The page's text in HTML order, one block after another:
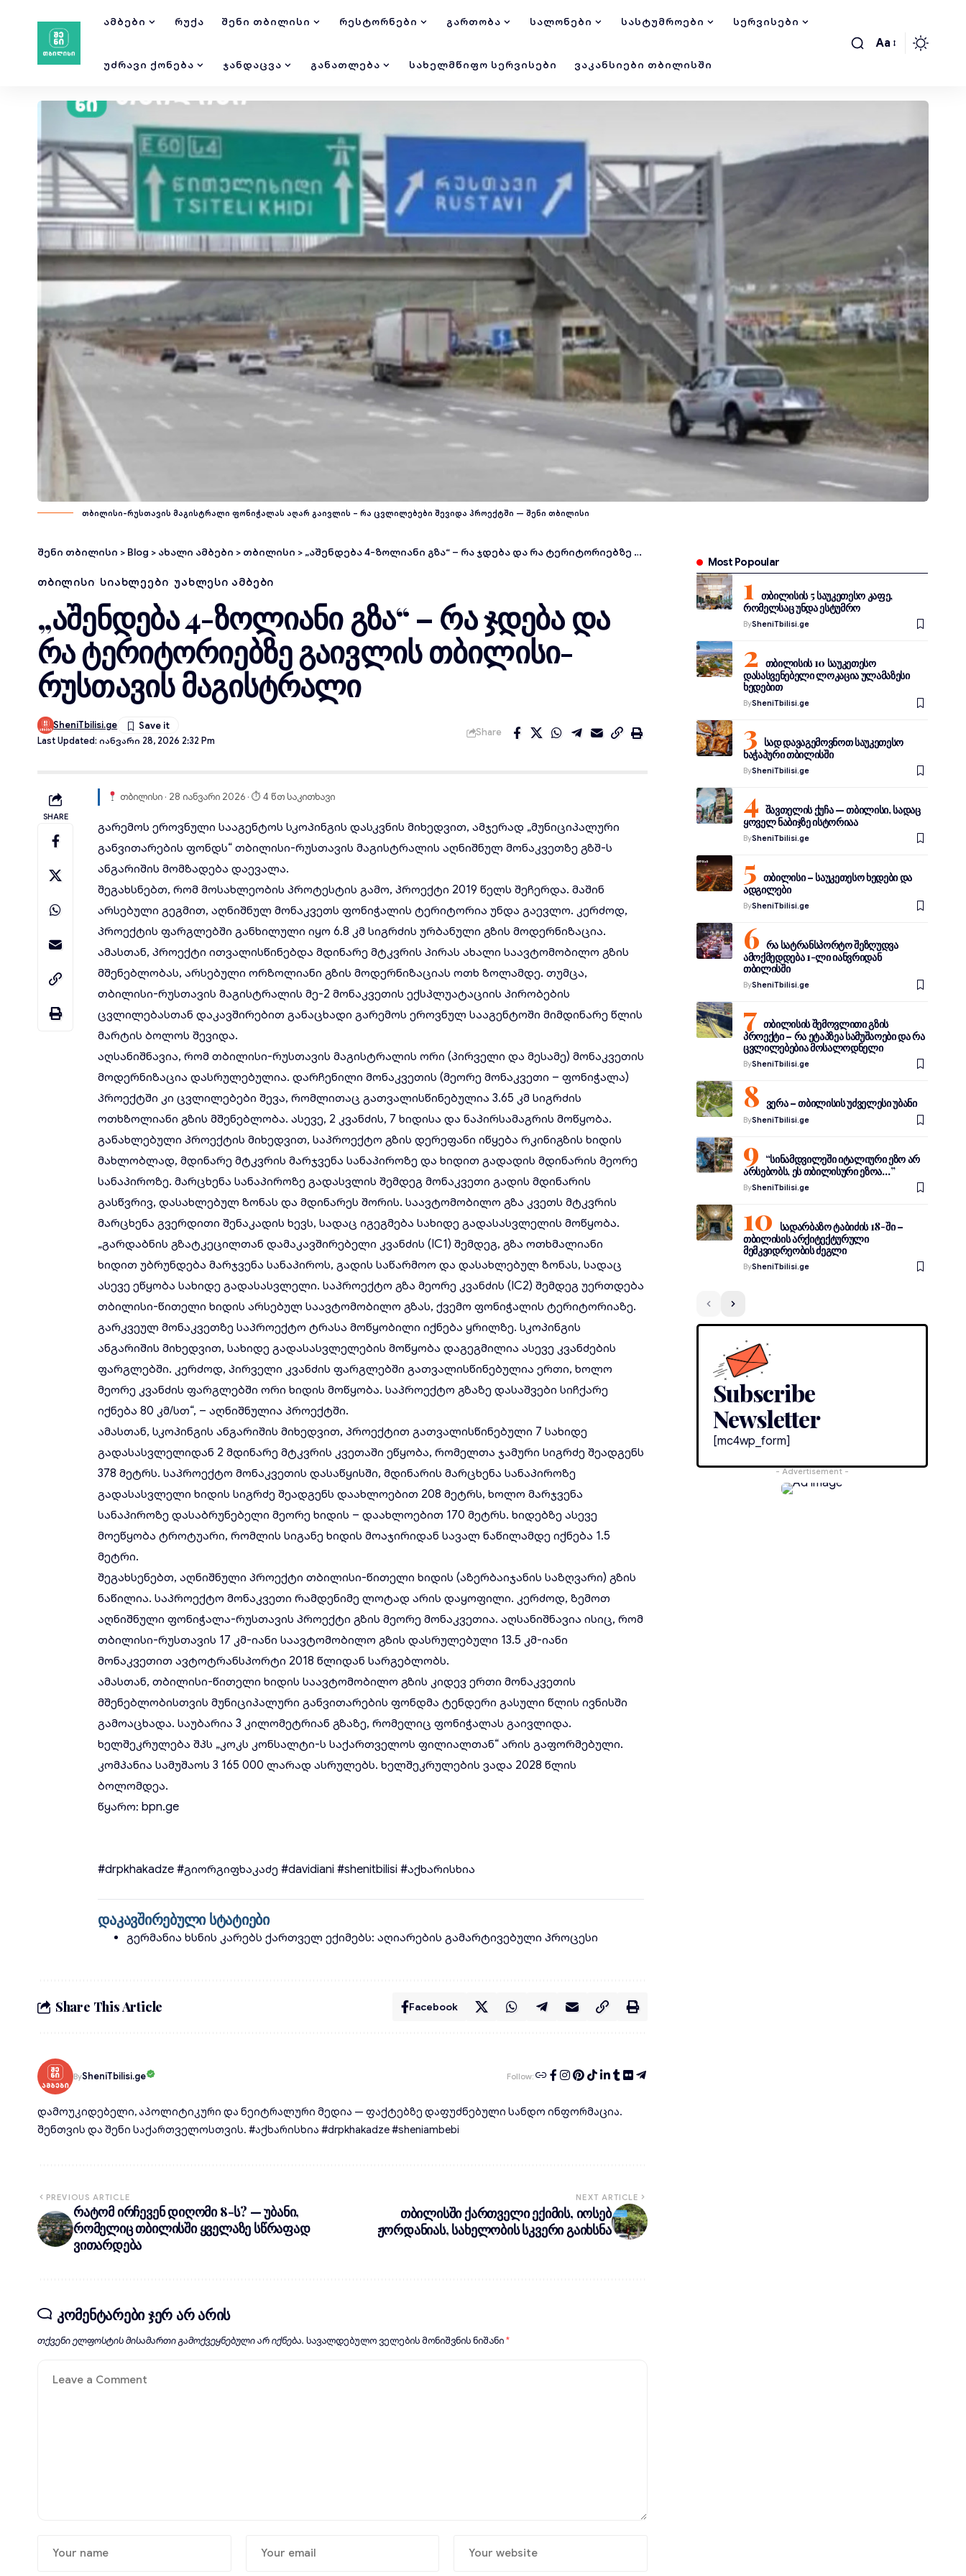
ᲐᲛᲑᲔᲑᲘ ᲠᲣᲥᲐ ᲨᲔᲜᲘ ᲗᲑᲘᲚᲘᲡᲘ ᲠᲔᲡᲢᲝᲠᲜᲔᲑᲘ ᲒᲐᲠᲗᲝᲑᲐ ᲡᲐᲚᲝᲜᲔᲑᲘ ᲡᲐᲡᲢᲣᲛᲠᲝᲔᲑᲘ ᲡᲔᲠᲕᲘᲡᲔᲑᲘ
ᲣᲫᲠᲐᲕᲘ ᲥᲝᲜᲔᲑᲐ ᲯᲐᲜᲓᲐᲪᲕᲐ ᲒᲐᲜᲐᲗᲚᲔᲑᲐ ᲡᲐᲮᲔᲚᲛᲬᲘᲤᲝ ᲡᲔᲠᲕᲘᲡᲔᲑᲘ ᲕᲐᲙᲐᲜᲡᲘᲔᲑᲘ ᲗᲑᲘᲚᲘᲡᲨᲘ
Aa
თბილისი-რუსთავის მაგისტრალი ფონიჭალას აღარ გაივლის – რა ცვლილებები შევიდა პროექტში — შენი თბილისი
შენი თბილისი > Blog > ახალი ამბები > თბილისი > „აშენდება 4-ზოლიანი გზა“ – რა ჯდება და რა ტერიტორიებზე გაივლის თბილისი-რუსთავის მაგისტრალი
ᲗᲑᲘᲚᲘᲡᲘ ᲡᲘᲐᲮᲚᲔᲔᲑᲘ ᲣᲐᲮᲚᲔᲡᲘ ᲐᲛᲑᲔᲑᲘ
„აშენდება 4-ზოლიანი გზა“ – რა ჯდება და
რა ტერიტორიებზე გაივლის თბილისი-
რუსთავის მაგისტრალი
Last Updated: Იანვარი 28, 2026 2:32 Pm
SheniTbilisi.ge
Share
SHARE
თბილისი · 28 იანვარი 2026 · ⏱ 4 წთ საკითხავი
გარემოს ეროვნული სააგენტოს სკოპინგის დასკვნის მიხედვით, ამჯერად „მუნიციპალური
განვითარების ფონდს“თბილისი-რუსთავის მაგისტრალის აღნიშნულ მონაკვეთზე გზშ-ს
ანგარიშის მომზადება დაევალა.
შეგახსნებთ, რომ მოსახლეობის პროტესტის გამო, პროექტი 2019 წელს შეჩერდა. მაშინ
არსებული გეგმით, აღნიშნულ მონაკვეთს ფონიჭალის ტერიტორია უნდა გაევლო. კერძოდ,
პროექტის ფარგლებში განხილული იყო 6.8 კმ სიგრძის ურბანული გზის მოდერნიზაცია.
ამასთან, პროექტი ითვალისწინებდა მდინარე მტკვრის პირას ახალი საავტომობილო გზის
მშენებლობას, არსებული ორზოლიანი გზის მოდერნიზაციას ოთხ ზოლამდე. თუმცა,
თბილისი-რუსთავის მაგისტრალის მე-2 მონაკვეთის ექსპლუატაციის პირობების
ცვლილებასთან დაკავშირებით განაცხადი გარემოს ეროვნულ სააგენტოში მიმდინარე წლის
მარტის ბოლოს შევიდა.
აღსანიშნავია, რომ თბილისი-რუსთავის მაგისტრალის ორი (პირველი და მესამე) მონაკვეთის
მოდერნიზაცია დასრულებულია. დარჩენილი მონაკვეთის (მეორე მონაკვეთი – ფონიჭალა)
პროექტში კი ცვლილებები შევა, რომლითაც გათვალისწინებულია 3.65 კმ სიგრძის
ოთხზოლიანი გზის მშენებლობა. ასევე, 2 კვანძის, 7 ხიდისა და ნაპირსამაგრის მოწყობა.
განახლებული პროექტის მიხედვით, საპროექტო გზის დერეფანი იწყება რკინიგზის ხიდის
მახლობლად, მდინარე მტკვრის მარჯვენა სანაპიროზე და ხიდით გადადის მდინარის მეორე
სანაპიროზე. მარცხენა სანაპიროზე გადასვლის შემდეგ მონაკვეთი გადის მდინარის
გასწვრივ, დასახლებულ ზონას და მდინარეს შორის. საავტომობილო გზა კვეთს მტკვრის
მარცხენა გვერდითი შენაკადის ხევს, სადაც იგეგმება სახიდე გადასასვლელის მოწყობა.
„გარდაბნის გზატკეცილთან დამაკავშირებელი კვანძის (IC1) შემდეგ, გზა ოთხმალიანი
ხიდით უბრუნდება მარჯვენა სანაპიროს, გადის საწარმოო და დასახლებულ ზონას, სადაც
ასევე ეწყობა სახიდე გადასასვლელი. საპროექტო გზა მეორე კვანძის (IC2) შემდეგ უერთდება
თბილისი-წითელი ხიდის არსებულ საავტომობილო გზას, ქვემო ფონიჭალის ტერიტორიაზე.
გარკვეულ მონაკვეთზე საპროექტო ტრასა მოწყობილი იქნება ყრილზე. სკოპინგის
ანგარიშის მიხედვით, სახიდე გადასასვლელების მოწყობა დაგეგმილია ასევე კვანძების
ფარგლებში. კერძოდ, პირველი კვანძის ფარგლებში გათვალისწინებულია ერთი, ხოლო
მეორე კვანძის ფარგლებში ორი ხიდის მოწყობა. საპროექტო გზაზე დასაშვები სიჩქარე
იქნება 80 კმ/სთ“, – აღნიშნულია პროექტში.
ამასთან, სკოპინგის ანგარიშის მიხედვით, პროექტით გათვალისწინებული 7 სახიდე
გადასასვლელიდან 2 მდინარე მტკვრის კვეთაში ეწყობა, რომელთა ჯამური სიგრძე შეადგენს
378 მეტრს. საპროექტო მონაკვეთის დასაწყისში, მდინარის მარცხენა სანაპიროზე
გადასასვლელი ხიდის სიგრძე შეადგენს დაახლოებით 208 მეტრს, ხოლო მარჯვენა
სანაპიროზე დასაბრუნებელი მეორე ხიდის – დაახლოებით 170 მეტრს. ხიდებზე ასევე
მოეწყობა ტროტუარი, რომლის სიგანე ხიდის მოაჯირიდან სავალ ნაწილამდე იქნება 1.5
მეტრი.
შეგახსენებთ, აღნიშნული პროექტი თბილისი-წითელი ხიდის (აზერბაიჯანის საზღვარი) გზის
ნაწილია. საპროექტო მონაკვეთი რამდენიმე ლოტად არის დაყოფილი. კერძოდ, ზემოთ
აღნიშნული ფონიჭალა-რუსთავის პროექტი გზის მეორე მონაკვეთია. აღსანიშნავია ისიც, რომ
თბილისი-რუსთავის 17 კმ-იანი საავტომობილო გზის დასრულებული 13.5 კმ-იანი
მონაკვეთით ავტოტრანსპორტი 2018 წლიდან სარგებლობს.
ამასთან, თბილისი-წითელი ხიდის საავტომობილო გზის კიდევ ერთი მონაკვეთის
მშენებლობისთვის მუნიციპალური განვითარების ფონდმა ტენდერი გასული წლის ივნისში
გამოაცხადა. საუბარია 3 კილომეტრიან გზაზე, რომელიც ფონიჭალას გაივლიდა.
ხელშეკრულება შპს „კოკს კონსალტი-ს საქართველოს ფილიალთან“ არის გაფორმებული.
კომპანია სამუშაოს 3 165 000 ლარად ასრულებს. ხელშეკრულების ვადა 2028 წლის
ბოლომდეა.
წყარო:bpn.ge
#drpkhakadze #გიორგიფხაკაძე #davidiani #shenitbilisi #აქხარისხია
დაკავშირებული სტატიები
გერმანია ხსნის კარებს ქართველ ექიმებს: აღიარების გამარტივებული პროცესი
Share This Article Facebook
BySheniTbilisi.ge Follow:
დამოუკიდებელი, აპოლიტიკური და ნეიტრალური მედია — ფაქტებზე დაფუძნებული სანდო ინფორმაცია.
შენთვის და შენი საქართველოსთვის. #აქხარისხია #drpkhakadze #sheniambebi
PREVIOUS ARTICLE
რატომ ირჩევენ დიღომი 8-ს? — უბანი,
რომელიც თბილისში ყველაზე სწრაფად
ვითარდება
NEXT ARTICLE
თბილისში ქართველი ექიმის, იოსებ
ჟორდანიას, სახელობის სკვერი გაიხსნა
კომენტარები ჯერ არ არის
თქვენი ელფოსტის მისამართი გამოქვეყნებული არ იქნება. სავალდებულო ველების მონიშვნის ნიშანი*
Most Popoular
თბილისის 5 საუკეთესო კაფე,
რომელსაც უნდა ესტუმრო
BySheniTbilisi.ge
თბილისის 10 საუკეთესო
დასასვენებელი ლოკაცია ულამაზესი
ხედებით
BySheniTbilisi.ge
სად დავაგემოვნოთ საუკეთესო
ხაჭაპური თბილისში
BySheniTbilisi.ge
შავთელის ქუჩა — თბილისი, სადაც
ყოველ ნაბიჯზე ისტორიაა
BySheniTbilisi.ge
თბილისი – საუკეთესო ხედები და
ადგილები
BySheniTbilisi.ge
რა სატრანსპორტო შეზღუდვა
ამოქმედდება 1-ლი იანვრიდან
თბილისში
BySheniTbilisi.ge
თბილისის შემოვლითი გზის
პროექტი – რა ეტაპზეა სამუშაოები და რა
ცვლილებებია მოსალოდნელი
BySheniTbilisi.ge
ვერა – თბილისის უძველესი უბანი
BySheniTbilisi.ge
“სინამდვილეში იტალიური ეზო არ
არსებობს, ეს თბილისური ეზოა…”
BySheniTbilisi.ge
სადარბაზო ტაბიძის 18-ში –
თბილისის არქიტექტურული
მემკვიდრეობის ძეგლი
BySheniTbilisi.ge
Subscribe
Newsletter
[mc4wp_form]
- Advertisement -